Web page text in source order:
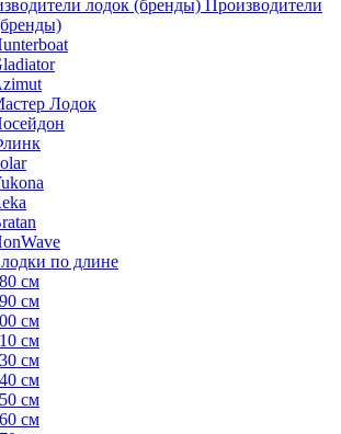
Производители
Лодок
по длине
см
см
см
см
см
см
см
см